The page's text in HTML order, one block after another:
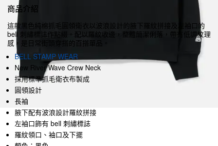
商品介紹
這款黑色純棉抓毛圓領衛衣以波浪設計的腋下羅紋拼接及左袖口的
bell 刺繡標誌作點綴。配以羅紋收邊，整體簡潔俐落，帶有低調紋理
感，是日常街頭穿搭的百搭單品。
BELL STAMP WEAR
New River Wave Crew Neck
採用標準抓毛衛衣布製成
圓領設計
長袖
腋下配有波浪設計羅紋拼接
左袖口飾有 bell 刺繡標誌
羅紋領口、袖口及下擺